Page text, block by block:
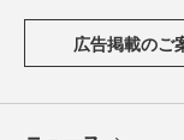
広告掲載のご